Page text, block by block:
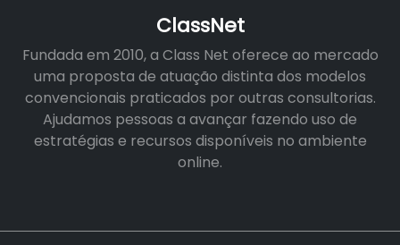
ClassNet
Fundada em 2010, a Class Net oferece ao mercado
uma proposta de atuação distinta dos modelos
convencionais praticados por outras consultorias.
Ajudamos pessoas a avançar fazendo uso de
estratégias e recursos disponíveis no ambiente
online.